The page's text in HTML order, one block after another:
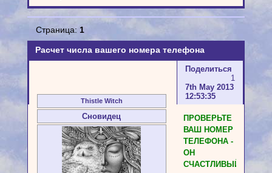
Расчет числа вашего номера телефона
Страница: 1
Поделиться
1
7th May 2013
12:53:35
Thistle Witch
Сновидец
ПРОВЕРЬТЕ
ВАШ НОМЕР
ТЕЛЕФОНА -
ОН
СЧАСТЛИВЫЙ?